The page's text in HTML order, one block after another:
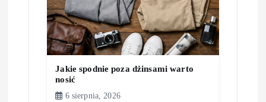
Jakie spodnie poza dżinsami warto
nosić
6 sierpnia, 2026